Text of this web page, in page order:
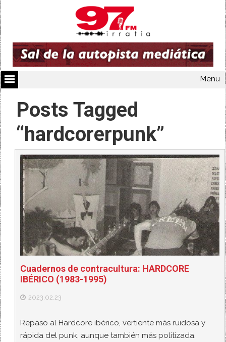
Menu
Posts Tagged
“hardcorerpunk”
Cuadernos de contracultura: HARDCORE
IBÉRICO (1983-1995)
2023.02.23
Repaso al Hardcore ibérico, vertiente más ruidosa y
rápida del punk, aunque también más politizada.